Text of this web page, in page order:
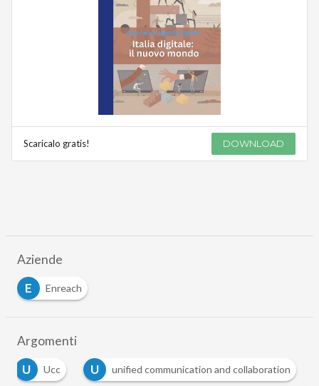
Scaricalo gratis! DOWNLOAD
Aziende
E
Enreach
Argomenti
U
Ucc U unified communication and collaboration